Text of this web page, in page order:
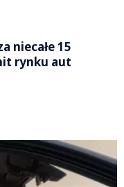
niecałe 15
rynku aut